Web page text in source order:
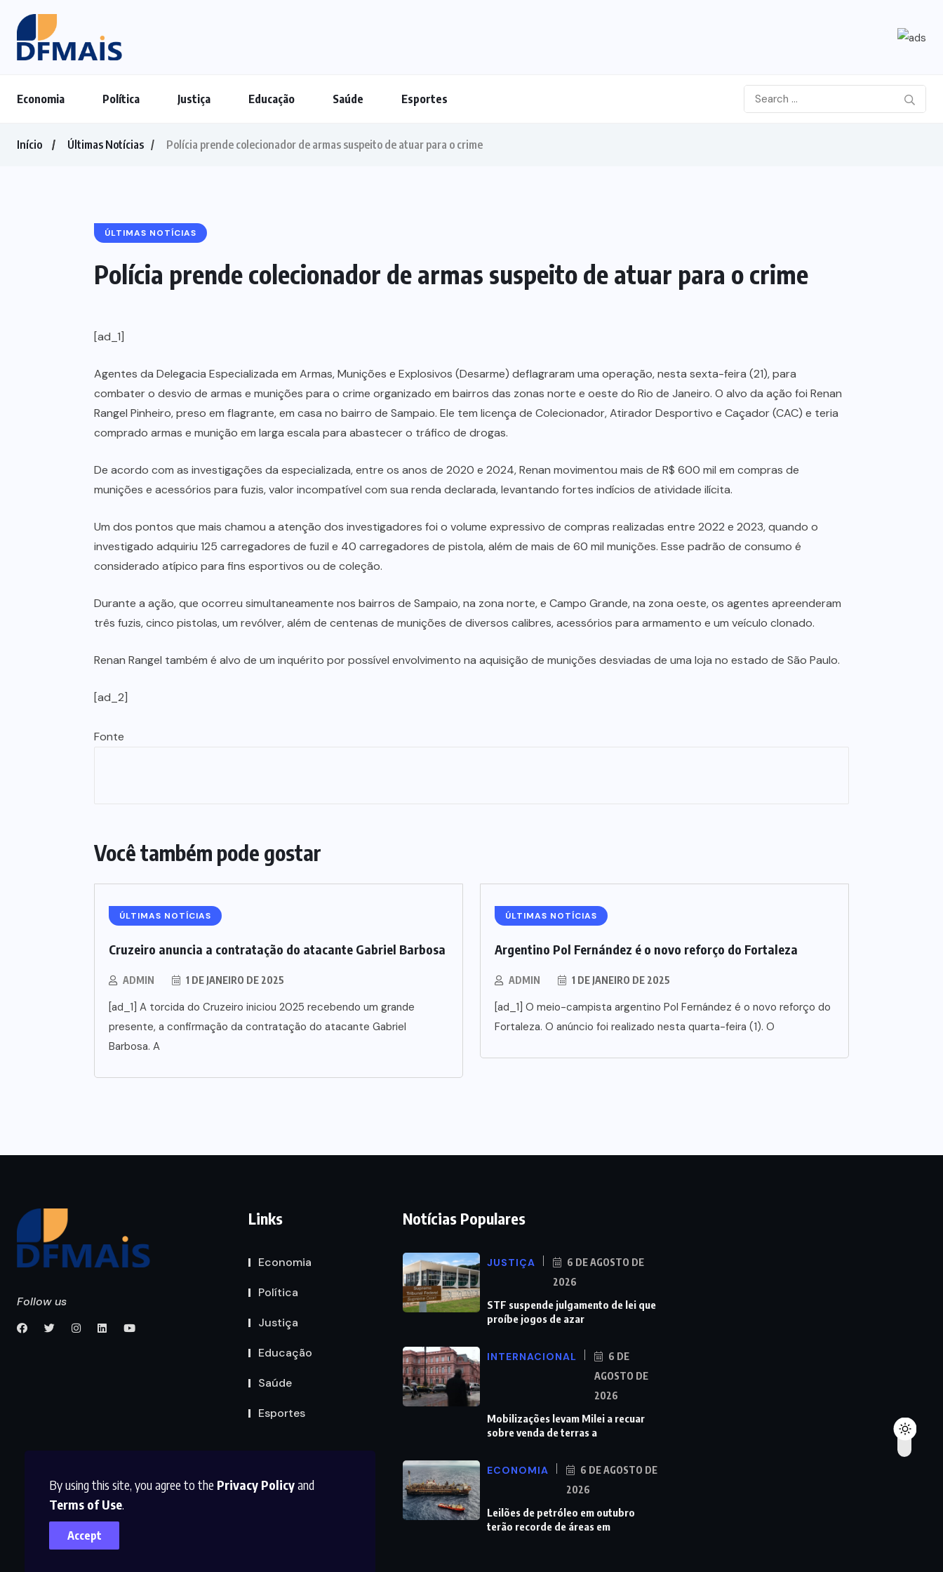
By using this site, you agree to the Privacy Policyand
Terms of Use.
Accept
Economia Política Justiça Educação Saúde Esportes
Início Últimas Notícias Polícia prende colecionador de armas suspeito de atuar para o crime
ÚLTIMAS NOTÍCIAS
Polícia prende colecionador de armas suspeito de atuar para o crime
[ad_1]
Agentes da Delegacia Especializada em Armas, Munições e Explosivos (Desarme) deflagraram uma operação, nesta sexta-feira (21), para
combater o desvio de armas e munições para o crime organizado em bairros das zonas norte e oeste do Rio de Janeiro. O alvo da ação foi Renan
Rangel Pinheiro, preso em flagrante, em casa no bairro de Sampaio. Ele tem licença de Colecionador, Atirador Desportivo e Caçador (CAC) e teria
comprado armas e munição em larga escala para abastecer o tráfico de drogas.
De acordo com as investigações da especializada, entre os anos de 2020 e 2024, Renan movimentou mais de R$ 600 mil em compras de
munições e acessórios para fuzis, valor incompatível com sua renda declarada, levantando fortes indícios de atividade ilícita.
Um dos pontos que mais chamou a atenção dos investigadores foi o volume expressivo de compras realizadas entre 2022 e 2023, quando o
investigado adquiriu 125 carregadores de fuzil e 40 carregadores de pistola, além de mais de 60 mil munições. Esse padrão de consumo é
considerado atípico para fins esportivos ou de coleção.
Durante a ação, que ocorreu simultaneamente nos bairros de Sampaio, na zona norte, e Campo Grande, na zona oeste, os agentes apreenderam
três fuzis, cinco pistolas, um revólver, além de centenas de munições de diversos calibres, acessórios para armamento e um veículo clonado.
Renan Rangel também é alvo de um inquérito por possível envolvimento na aquisição de munições desviadas de uma loja no estado de São Paulo.
[ad_2]
Fonte
Você também pode gostar
ÚLTIMAS NOTÍCIAS
Cruzeiro anuncia a contratação do atacante Gabriel Barbosa
ADMIN 1 DE JANEIRO DE 2025
[ad_1] A torcida do Cruzeiro iniciou 2025 recebendo um grande
presente, a confirmação da contratação do atacante Gabriel
Barbosa. A
ÚLTIMAS NOTÍCIAS
Argentino Pol Fernández é o novo reforço do Fortaleza
ADMIN 1 DE JANEIRO DE 2025
[ad_1] O meio-campista argentino Pol Fernández é o novo reforço do
Fortaleza. O anúncio foi realizado nesta quarta-feira (1). O
Follow us
Links
Economia
Política
Justiça
Educação
Saúde
Esportes
Notícias Populares
JUSTIÇA
6 DE AGOSTO DE
2026
STF suspende julgamento de lei que
proíbe jogos de azar
INTERNACIONAL
6 DE
AGOSTO DE
2026
Mobilizações levam Milei a recuar
sobre venda de terras a
ECONOMIA
6 DE AGOSTO DE
2026
Leilões de petróleo em outubro
terão recorde de áreas em